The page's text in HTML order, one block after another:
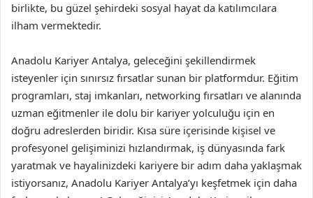
birlikte, bu güzel şehirdeki sosyal hayat da katılımcılara
ilham vermektedir.
Anadolu Kariyer Antalya, geleceğini şekillendirmek
isteyenler için sınırsız fırsatlar sunan bir platformdur. Eğitim
programları, staj imkanları, networking fırsatları ve alanında
uzman eğitmenler ile dolu bir kariyer yolculuğu için en
doğru adreslerden biridir. Kısa süre içerisinde kişisel ve
profesyonel gelişiminizi hızlandırmak, iş dünyasında fark
yaratmak ve hayalinizdeki kariyere bir adım daha yaklaşmak
istiyorsanız, Anadolu Kariyer Antalya’yı keşfetmek için daha